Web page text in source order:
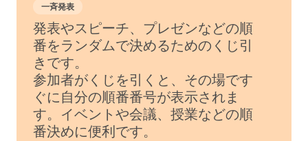
一斉発表
発表やスピーチ、プレゼンなどの順
番をランダムで決めるためのくじ引
きです。
参加者がくじを引くと、その場です
ぐに自分の順番番号が表示されま
す。イベントや会議、授業などの順
番決めに便利です。